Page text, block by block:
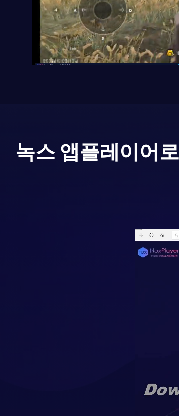
녹스 앱플레이어로